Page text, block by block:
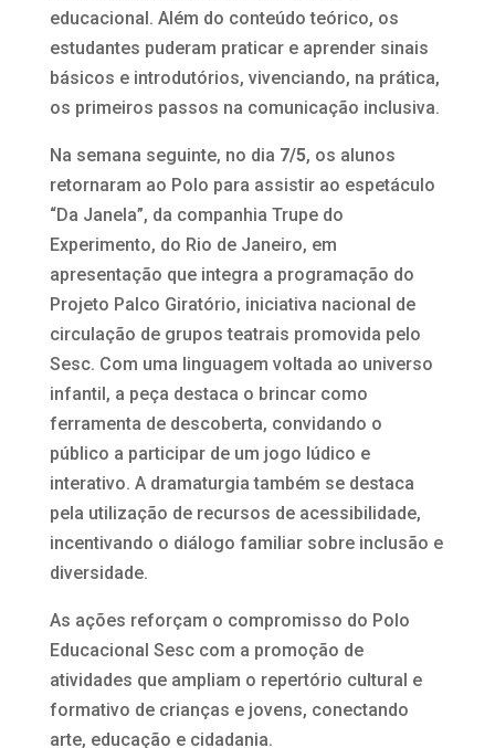
educacional. Além do conteúdo teórico, os
estudantes puderam praticar e aprender sinais
básicos e introdutórios, vivenciando, na prática,
os primeiros passos na comunicação inclusiva.
Na semana seguinte, no dia 7/5, os alunos
retornaram ao Polo para assistir ao espetáculo
“Da Janela”, da companhia Trupe do
Experimento, do Rio de Janeiro, em
apresentação que integra a programação do
Projeto Palco Giratório, iniciativa nacional de
circulação de grupos teatrais promovida pelo
Sesc. Com uma linguagem voltada ao universo
infantil, a peça destaca o brincar como
ferramenta de descoberta, convidando o
público a participar de um jogo lúdico e
interativo. A dramaturgia também se destaca
pela utilização de recursos de acessibilidade,
incentivando o diálogo familiar sobre inclusão e
diversidade.
As ações reforçam o compromisso do Polo
Educacional Sesc com a promoção de
atividades que ampliam o repertório cultural e
formativo de crianças e jovens, conectando
arte, educação e cidadania.